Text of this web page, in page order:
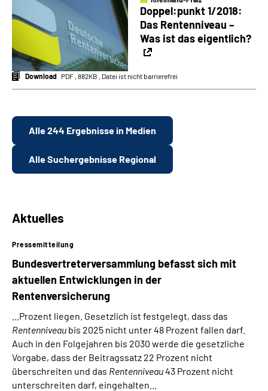
Doppel:punkt 1/2018:
Das Rentenniveau –
Was ist das eigentlich?
Download PDF , 882KB , Datei ist nicht barrierefrei
Alle 244 Ergebnisse in Medien
Alle Suchergebnisse Regional
Aktuelles
Bundesvertreterversammlung befasst sich mit
aktuellen Entwicklungen in der
Rentenversicherung
Pressemitteilung
...Prozent liegen. Gesetzlich ist festgelegt, dass das
Rentenniveau bis 2025 nicht unter 48 Prozent fallen darf.
Auch in den Folgejahren bis 2030 werde die gesetzliche
Vorgabe, dass der Beitragssatz 22 Prozent nicht
überschreiten und das Rentenniveau43 Prozent nicht
unterschreiten darf, eingehalten...